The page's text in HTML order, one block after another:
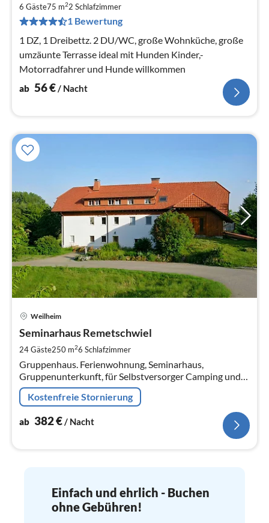
6 Gäste75 m22 Schlafzimmer
1 Bewertung
1 DZ, 1 Dreibettz. 2 DU/WC, große Wohnküche, große
umzäunte Terrasse ideal mit Hunden Kinder,-
Motorradfahrer und Hunde willkommen
ab 56€/ Nacht
Weilheim
Seminarhaus Remetschwiel
24 Gäste250 m26 Schlafzimmer
Gruppenhaus. Ferienwohnung, Seminarhaus,
Gruppenunterkunft, für Selbstversorger Camping und
Yurte im Sommer biologische Landwirtschaft mit
Saisonangeboten
Kostenfreie Stornierung
ab 382€/ Nacht
Einfach und ehrlich - Buchen
ohne Gebühren!